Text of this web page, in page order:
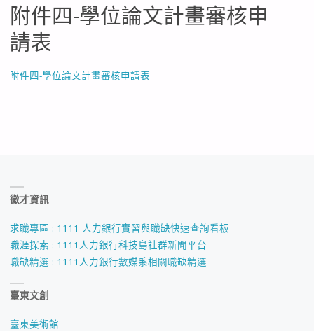
附件四-學位論文計畫審核申
請表
附件四-學位論文計畫審核申請表
徵才資訊
求職專區 : 1111 人力銀行實習與職缺快速查詢看板
職涯探索 : 1111人力銀行科技島社群新聞平台
職缺精選 : 1111人力銀行數媒系相關職缺精選
臺東文創
臺東美術館